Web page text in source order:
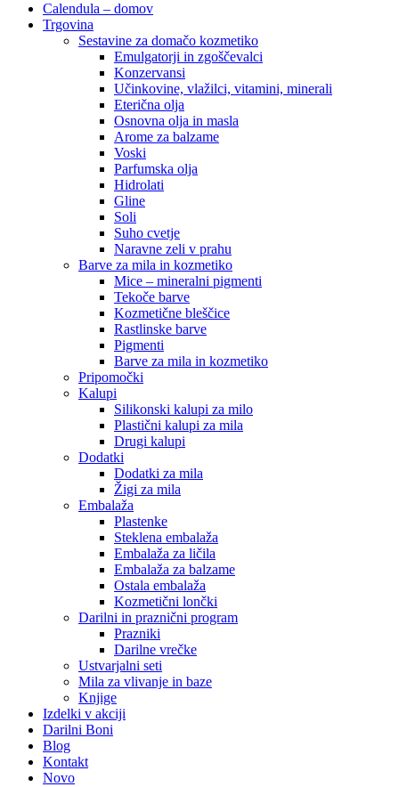
Calendula – domov
Trgovina
Sestavine za domačo kozmetiko
Emulgatorji in zgoščevalci
Konzervansi
Učinkovine, vlažilci, vitamini, minerali
Eterična olja
Osnovna olja in masla
Arome za balzame
Voski
Parfumska olja
Hidrolati
Gline
Soli
Suho cvetje
Naravne zeli v prahu
Barve za mila in kozmetiko
Mice – mineralni pigmenti
Tekoče barve
Kozmetične bleščice
Rastlinske barve
Pigmenti
Barve za mila in kozmetiko
Pripomočki
Kalupi
Silikonski kalupi za milo
Plastični kalupi za mila
Drugi kalupi
Dodatki
Dodatki za mila
Žigi za mila
Embalaža
Plastenke
Steklena embalaža
Embalaža za ličila
Embalaža za balzame
Ostala embalaža
Kozmetični lončki
Darilni in praznični program
Prazniki
Darilne vrečke
Ustvarjalni seti
Mila za vlivanje in baze
Knjige
Izdelki v akciji
Darilni Boni
Blog
Kontakt
Novo